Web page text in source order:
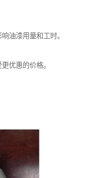
油漆用量和工时。
优惠的价格。